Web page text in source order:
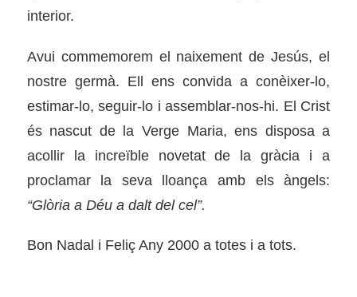
interior.
Avui commemorem el naixement de Jesús, el
nostre germà. Ell ens convida a conèixer-lo,
estimar-lo, seguir-lo i assemblar-nos-hi. El Crist
és nascut de la Verge Maria, ens disposa a
acollir la increïble novetat de la gràcia i a
proclamar la seva lloança amb els àngels:
“Glòria a Déu a dalt del cel”.
Bon Nadal i Feliç Any 2000 a totes i a tots.